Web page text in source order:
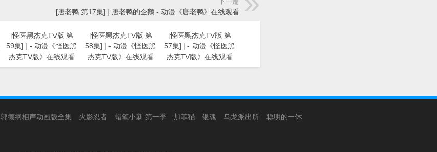
[唐老鸭 第17集] | 唐老鸭的企鹅 - 动漫《唐老鸭》在线观看
[怪医黑杰克TV版 第
59集] | - 动漫《怪医黑
杰克TV版》在线观看
[怪医黑杰克TV版 第
58集] | - 动漫《怪医黑
杰克TV版》在线观看
[怪医黑杰克TV版 第
57集] | - 动漫《怪医黑
杰克TV版》在线观看
郭德纲相声动画版全集 火影忍者 蜡笔小新 第一季 加菲猫 银魂 乌龙派出所 聪明的一休